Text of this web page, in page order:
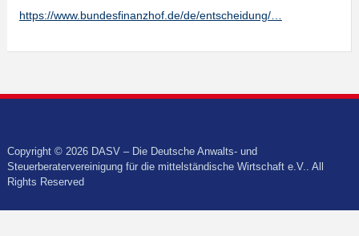
https://www.bundesfinanzhof.de/de/entscheidung/…
Copyright © 2026 DASV – Die Deutsche Anwalts- und
Steuerberatervereinigung für die mittelständische Wirtschaft e.V.. All
Rights Reserved